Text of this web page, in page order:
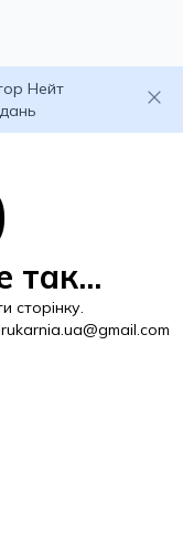
Нейт
так...
сторінку.